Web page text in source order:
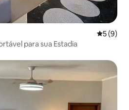
5 de
5 (9)
para sua Estadia